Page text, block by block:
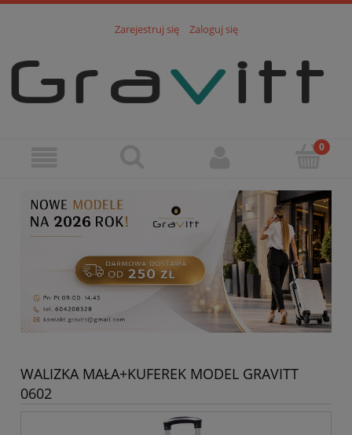
Zarejestruj się Zaloguj się
WALIZKA MAŁA+KUFEREK MODEL GRAVITT
0602